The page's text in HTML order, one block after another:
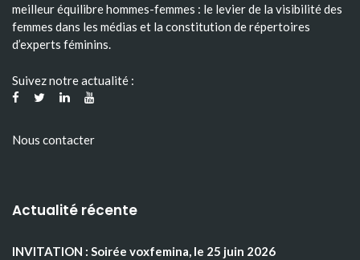
meilleur équilibre hommes-femmes : le levier de la visibilité des
femmes dans les médias et la constitution de répertoires
d’experts féminins.
Suivez notre actualité :
Nous contacter
Actualité récente
INVITATION : Soirée voxfemina, le 25 juin 2026